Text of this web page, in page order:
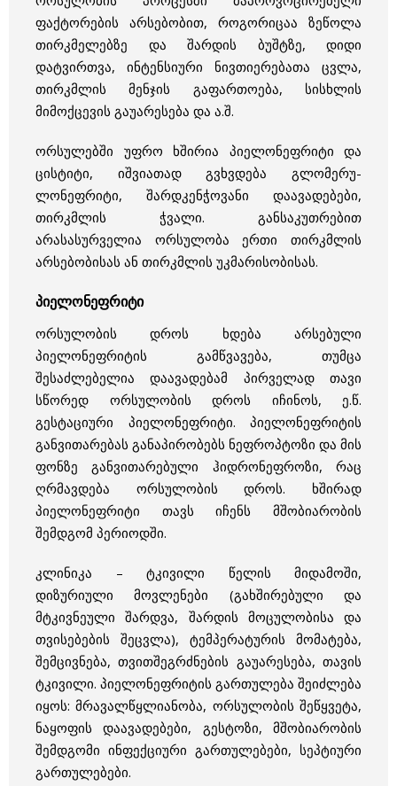
ფაქტორების არსებობით, როგორიცაა ზეწოლა
თირკმელებზე და შარდის ბუშტზე, დიდი
დატვირთვა, ინტენსიური ნივთიერებათა ცვლა,
თირკმლის მენჯის გაფართოება, სისხლის
მიმოქცევის გაუარესება და ა.შ.
ორსულებში უფრო ხშირია პიელონეფრიტი და
ცისტიტი, იშვიათად გვხვდება გლომერუ­
ლონეფრიტი, შარდკენჭოვანი დაავადებები,
თირკმლის ჭვალი. განსაკუთრებით
არასასურველია ორსულობა ერ­თი თირკმლის
არსებობისას ან თირკმლის უკმარისობისას.
პიელონეფრიტი
ორსულობის დროს ხდება არსებული
პიელონეფრიტის გამწვავება, თუმცა
შესაძლებელია დაავადებამ პირველად თავი
სწორედ ორსულობის დროს იჩინოს, ე.წ.
გესტაციური პიელონეფრიტი. პიელონეფრიტის
განვითარებას განაპირობებს ნეფროპტოზი და მის
ფონზე განვითარებული ჰიდრონეფროზი, რაც
ღრმავდება ორსულობის დროს. ხშირად
პიელონეფრიტი თავს იჩენს მშობიარობის
შემდგომ პერიოდში.
კლინიკა – ტკივილი წელის მიდამოში,
დიზურიული მოვლენები (გახშირებული და
მტკივნეული შარდვა, შარდის მოცულობისა და
თვისებების შეცვლა), ტემპერატურის მომატება,
შემცივნება, თვითშეგრძნების გაუარესება, თავის
ტკივილი. პიელონეფრიტის გართულება შეიძლება
იყოს: მრავალწყლიანობა, ორსულობის შეწყვეტა,
ნაყოფის დაავადებები, გესტოზი, მშობიარობის
შემდგომი ინფექციური გართულებები, სეპტიური
გართულებები.